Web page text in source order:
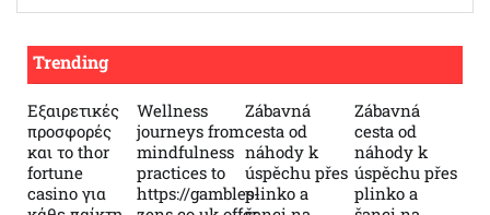
Trending
Εξαιρετικές
προσφορές
και το thor
fortune
casino για
Wellness
journeys from
mindfulness
practices to
https://gambles-
Zábavná
cesta od
náhody k
úspěchu přes
plinko a
Zábavná
cesta od
náhody k
úspěchu přes
plinko a